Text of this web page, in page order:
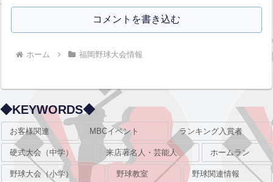
コメントを書き込む
ホーム 福岡野球大会情報
◆KEYWORDS◆
お客様関連 MBCイベント ランキング入賞者
硬式大会（中学） 来店著名人・芸能人 ホームラン
野球大会（小学） 野球教室 野球関連情報